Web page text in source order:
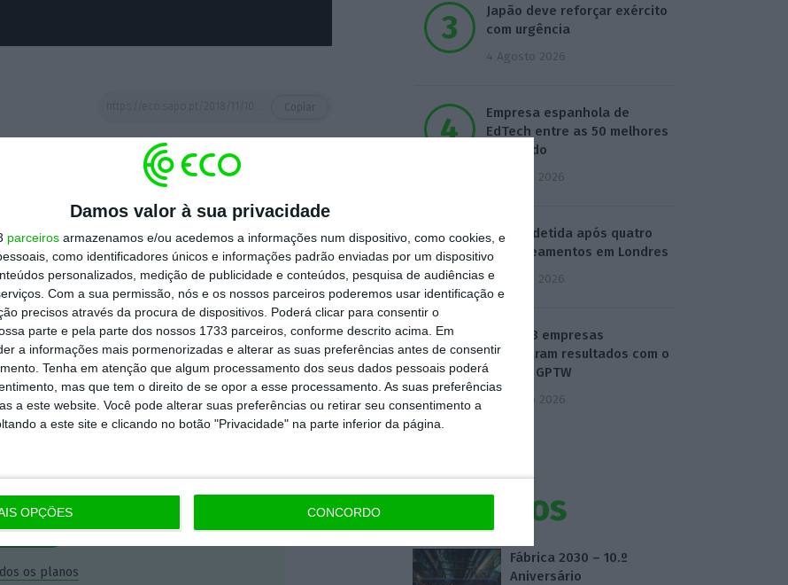
Damos valor à sua privacidade
parceiros armazenamos e/ou acedemos a informações num dispositivo, como cookies, e
como identificadores únicos e informações padrão enviadas por um dispositivo
personalizados, medição de publicidade e conteúdos, pesquisa de audiências e
Com a sua permissão, nós e os nossos parceiros poderemos usar identificação e
precisos através da procura de dispositivos. Poderá clicar para consentir o
parte e pela parte dos nossos 1733 parceiros, conforme descrito acima. Em
a informações mais pormenorizadas e alterar as suas preferências antes de consentir
Tenha em atenção que algum processamento dos seus dados pessoais poderá
mas que tem o direito de se opor a esse processamento. As suas preferências
a este website. Você pode alterar suas preferências ou retirar seu consentimento a
a este site e clicando no botão "Privacidade" na parte inferior da página.
OPÇÕES CONCORDO
Premium
é mais importante do que
e rigoroso.
e tenha acesso a notícias
às reportagens e especiais que
apoiar o ECO e os seus
é o jornalismo independente,
já
os planos
Japão deve reforçar exército
com urgência
4 Agosto 2026
Empresa espanhola de
EdTech entre as 50 melhores
do mundo
5 Agosto 2026
Mulher detida após quatro
esfaqueamentos em Londres
5 Agosto 2026
Como 23 empresas
alcançaram resultados com o
modelo GPTW
6 Agosto 2026
Eventos
Fábrica 2030 – 10.º
Aniversário